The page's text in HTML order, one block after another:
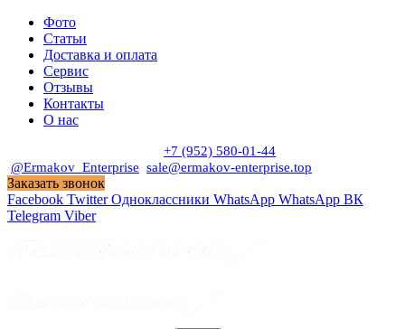
Фото
Статьи
Доставка и оплата
Сервис
Отзывы
Контакты
О нас
+7 (952) 580-01-44
@Ermakov_Enterprise sale@ermakov-enterprise.top
Заказать звонок
Facebook Twitter Одноклассники WhatsApp WhatsApp ВК
Telegram Viber